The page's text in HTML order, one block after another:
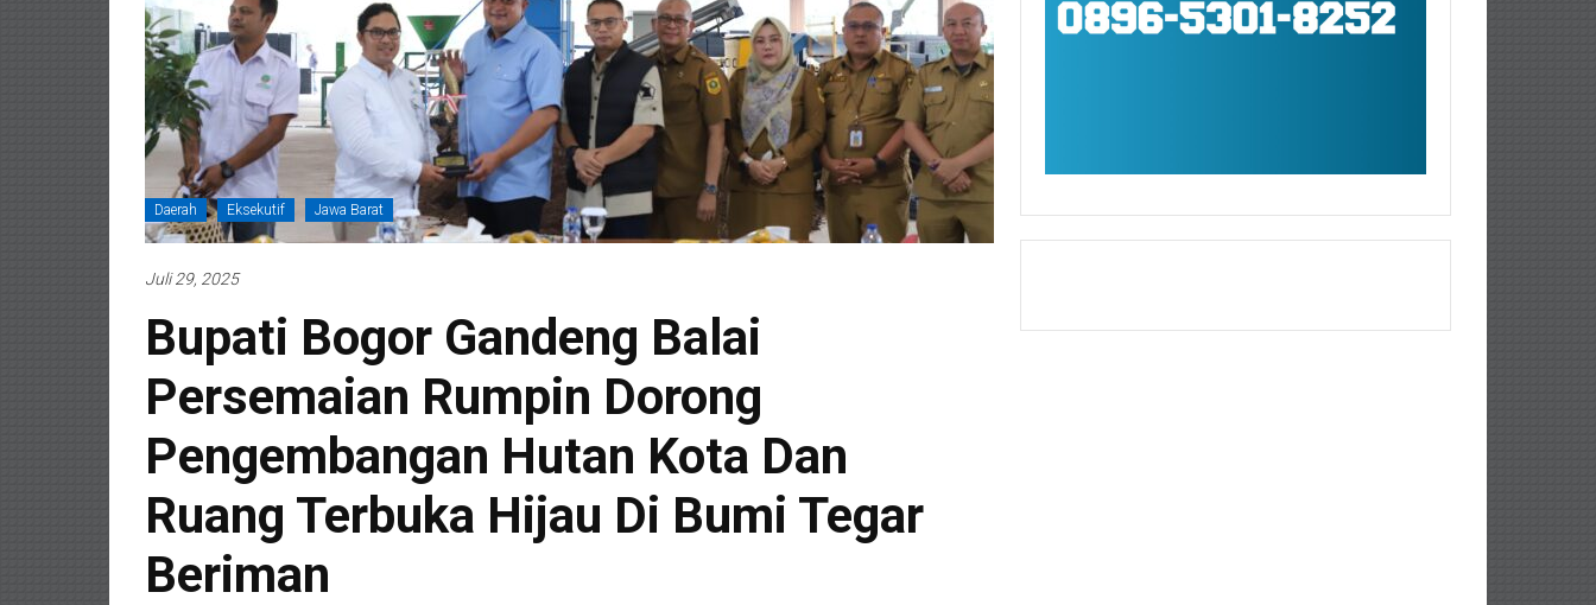
Daerah Eksekutif Jawa Barat
Juli 29, 2025
Bupati Bogor Gandeng Balai
Persemaian Rumpin Dorong
Pengembangan Hutan Kota Dan
Ruang Terbuka Hijau Di Bumi Tegar
Beriman